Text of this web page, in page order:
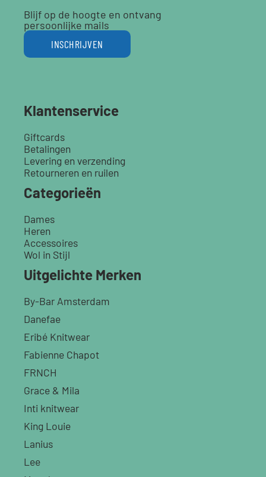
Blijf op de hoogte en ontvang
persoonlijke mails
INSCHRIJVEN
Klantenservice
Giftcards
Betalingen
Levering en verzending
Retourneren en ruilen
Categorieën
Dames
Heren
Accessoires
Wol in Stijl
Uitgelichte Merken
By-Bar Amsterdam
Danefae
Eribé Knitwear
Fabienne Chapot
FRNCH
Grace & Mila
Inti knitwear
King Louie
Lanius
Lee